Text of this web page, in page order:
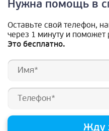
Нужна помощь в
Оставьте свой телефон,
через 1 минуту и поможет
Это бесплатно.
Жду